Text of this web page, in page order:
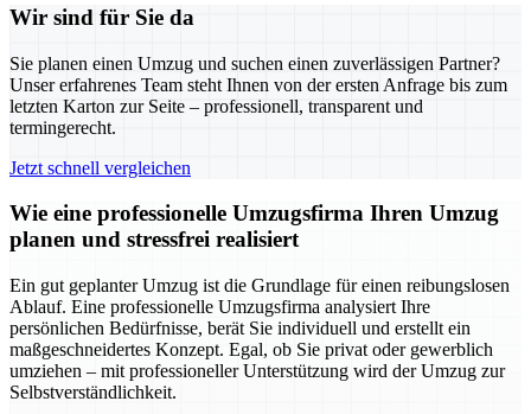
Wir sind für Sie da
Sie planen einen Umzug und suchen einen zuverlässigen Partner?
Unser erfahrenes Team steht Ihnen von der ersten Anfrage bis zum
letzten Karton zur Seite – professionell, transparent und
termingerecht.
Jetzt schnell vergleichen
Wie eine professionelle Umzugsfirma Ihren Umzug
planen und stressfrei realisiert
Ein gut geplanter Umzug ist die Grundlage für einen reibungslosen
Ablauf. Eine professionelle Umzugsfirma analysiert Ihre
persönlichen Bedürfnisse, berät Sie individuell und erstellt ein
maßgeschneidertes Konzept. Egal, ob Sie privat oder gewerblich
umziehen – mit professioneller Unterstützung wird der Umzug zur
Selbstverständlichkeit.